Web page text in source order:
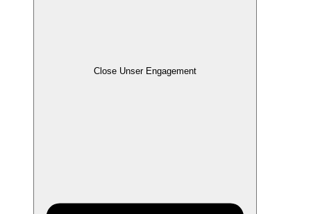
Close Unser Engagement